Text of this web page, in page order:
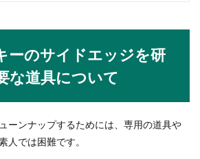
卓球のスマッシュの速度はボールを使ったスポー
ツの中でも最も速いと言われています。卓球のス
マッシュの速...
消えるボールペンは履歴書で使用可
ーのサイドエッジを研
な道具について
ーンナップするためには、専用の道具や
人では困難です。